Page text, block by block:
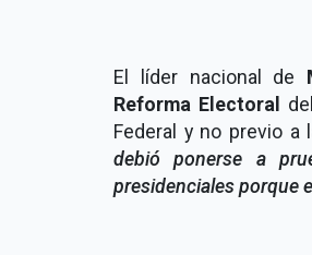
El líder nacional de
Reforma Electoral
Federal y no previo a
debió ponerse a
presidenciales porque